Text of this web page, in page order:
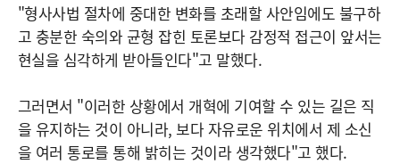
"형사사법 절차에 중대한 변화를 초래할 사안임에도 불구하
고 충분한 숙의와 균형 잡힌 토론보다 감정적 접근이 앞서는
현실을 심각하게 받아들인다"고 말했다.
그러면서 "이러한 상황에서 개혁에 기여할 수 있는 길은 직
을 유지하는 것이 아니라, 보다 자유로운 위치에서 제 소신
을 여러 통로를 통해 밝히는 것이라 생각했다"고 했다.